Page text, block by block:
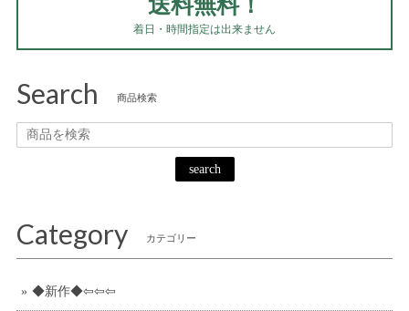
送料無料！
着日・時間指定は出来ません
Search 商品検索
search
Category カテゴリー
◆新作◆⇦⇦⇦